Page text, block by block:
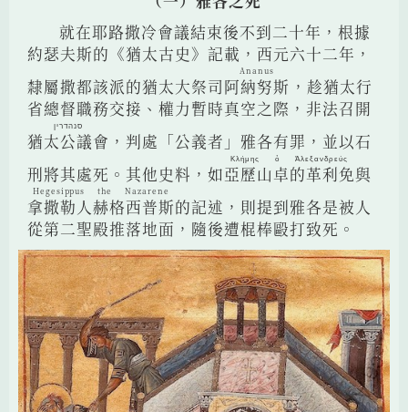
就在耶路撒冷會議結束後不到二十年，根據
約瑟夫斯的《猶太古史》記載，西元六十二年，
隸屬撒都該派的猶太大祭司阿納努斯
Ananus
，趁猶太行
省總督職務交接、權力暫時真空之際，非法召開
猶太公議會
סנהדרין
，判處「公義者」雅各有罪，並以石
刑將其處死。其他史料，如亞歷山卓的革利免
Κλήμης ὁ Ἀλεξανδρεύς
與
拿撒勒人赫格西普斯
Hegesippus the Nazarene
的記述，則提到雅各是被人
從第二聖殿推落地面，隨後遭棍棒毆打致死。